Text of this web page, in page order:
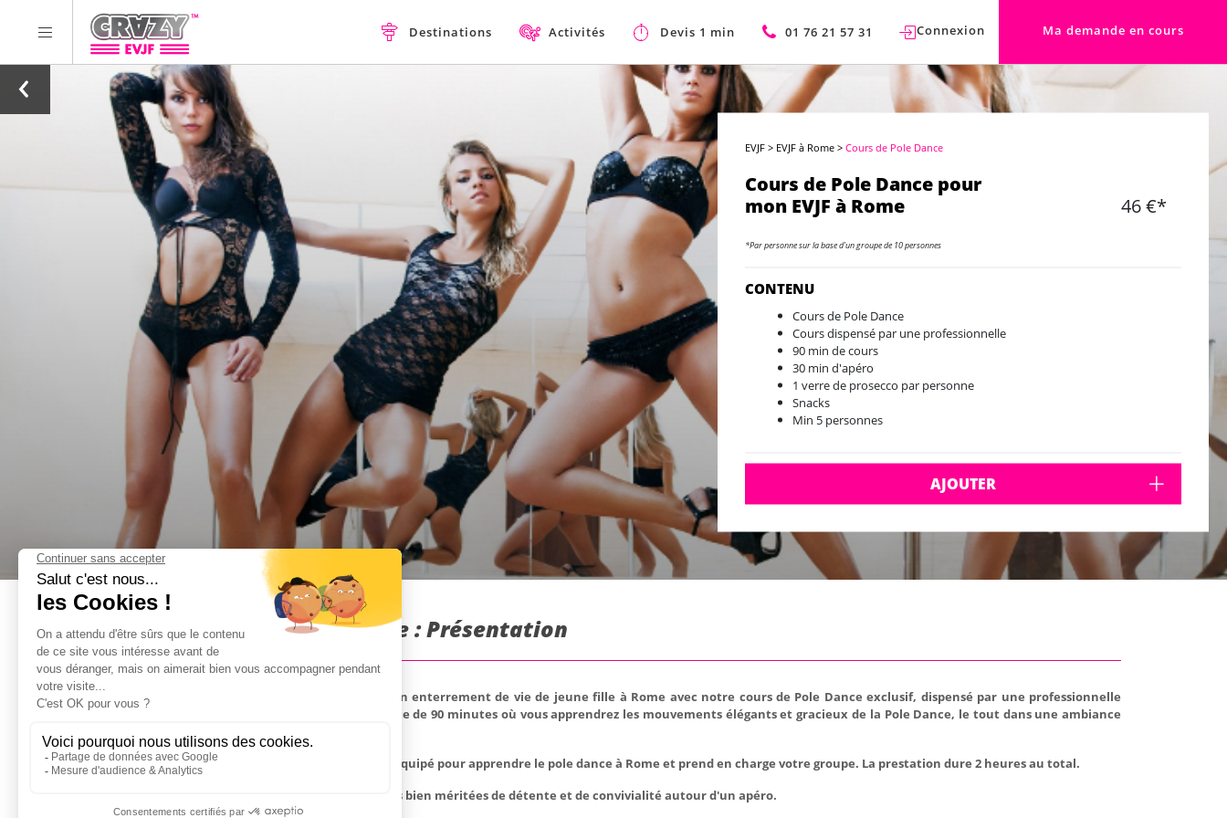
Destinations Activités Devis 1 min 01 76 21 57 31 Connexion Ma demande en cours
EVJF > EVJF à Rome >Cours de Pole Dance
Cours de Pole Dance pour
mon EVJF à Rome
46 €*
*Par personne sur la base d'un groupe de 10 personnes
CONTENU
Cours de Pole Dance
Cours dispensé par une professionnelle
90 min de cours
30 min d'apéro
1 verre de prosecco par personne
Snacks
Min 5 personnes
AJOUTER
Cours de Pole Dance à Rome : Présentation
Plongez dans une expérience inoubliable pour un enterrement de vie de jeune fille à Rome avec notre cours de Pole Dance exclusif, dispensé par une professionnelle
passionnée. Laissez-vous emporter par une séance de 90 minutes où vous apprendrez les mouvements élégants et gracieux de la Pole Dance, le tout dans une ambiance
Notre coach vous accueille dans son studio tout équipé pour apprendre le pole dance à Rome et prend en charge votre groupe. La prestation dure 2 heures au total.
Après l'effort, le réconfort ! Profitez de 30 minutes bien méritées de détente et de convivialité autour d'un apéro.